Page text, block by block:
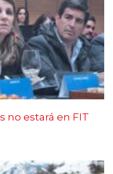
no estará en FIT